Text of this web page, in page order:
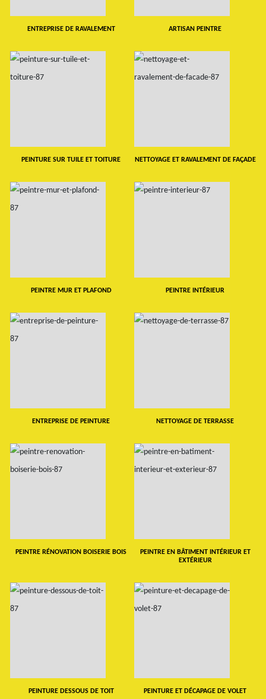
ENTREPRISE DE RAVALEMENT ARTISAN PEINTRE
PEINTURE SUR TUILE ET TOITURE NETTOYAGE ET RAVALEMENT DE FAÇADE
PEINTRE MUR ET PLAFOND PEINTRE INTÉRIEUR
ENTREPRISE DE PEINTURE NETTOYAGE DE TERRASSE
PEINTRE RÉNOVATION BOISERIE BOIS
PEINTRE EN BÂTIMENT INTÉRIEUR ET
EXTÉRIEUR
PEINTURE DESSOUS DE TOIT PEINTURE ET DÉCAPAGE DE VOLET